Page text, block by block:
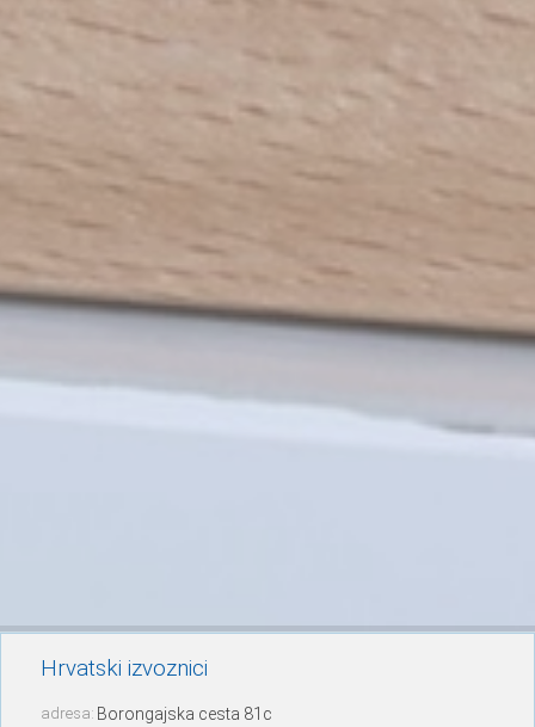
Hrvatski izvoznici
adresa: Borongajska cesta 81c